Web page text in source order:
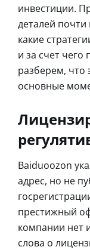
инвестиции.
деталей
какие
и за счет
разберем, что
основные
Baiduoozon
адрес, но не
престижный
компании нет
слова о